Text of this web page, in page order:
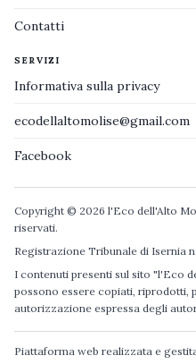
Contatti
SERVIZI
Informativa sulla privacy
ecodellaltomolise@gmail.com
Facebook
Copyright © 2026 l'Eco dell'Alto
riservati.
Registrazione Tribunale di Isernia
I contenuti presenti sul sito "l'Eco
possono essere copiati, riprodotti,
autorizzazione espressa degli
Piattaforma web realizzata e